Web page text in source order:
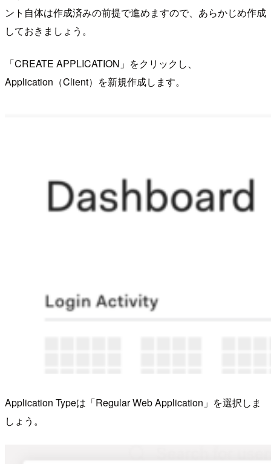
ント自体は作成済みの前提で進めますので、あらかじめ作成
しておきましょう。
「CREATE APPLICATION」をクリックし、
Application（Client）を新規作成します。
Application Typeは「Regular Web Application」を選択しま
しょう。